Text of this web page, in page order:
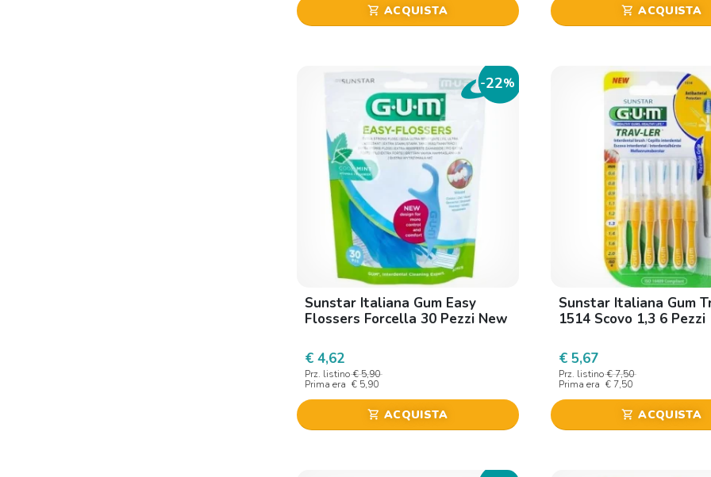
shopping_cart ACQUISTA shopping_cart ACQUISTA
-22%
Sunstar Italiana Gum Easy
Flossers Forcella 30 Pezzi New
€ 4,62
Prz. listino € 5,90
Prima era € 5,90
shopping_cart ACQUISTA
Sunstar Italiana Gum
1514 Scovo 1,3 6 Pezzi
€ 5,67
Prz. listino € 7,50
Prima era € 7,50
shopping_cart ACQUISTA